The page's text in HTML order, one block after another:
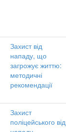
Захист від
нападу, що
загрожує життю:
методичні
рекомендації
Захист
поліцейського від